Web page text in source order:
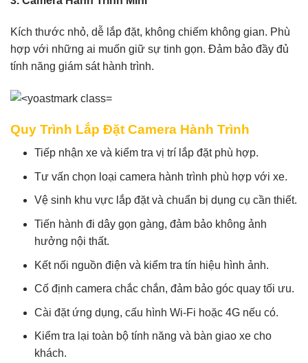
Kích thước nhỏ, dễ lắp đặt, không chiếm không gian. Phù
hợp với những ai muốn giữ sự tinh gọn. Đảm bảo đầy đủ
tính năng giám sát hành trình.
Quy Trình Lắp Đặt Camera Hành Trình
Tiếp nhận xe và kiểm tra vị trí lắp đặt phù hợp.
Tư vấn chọn loại camera hành trình phù hợp với xe.
Vệ sinh khu vực lắp đặt và chuẩn bị dụng cụ cần thiết.
Tiến hành đi dây gọn gàng, đảm bảo không ảnh
hưởng nội thất.
Kết nối nguồn điện và kiểm tra tín hiệu hình ảnh.
Cố định camera chắc chắn, đảm bảo góc quay tối ưu.
Cài đặt ứng dụng, cấu hình Wi-Fi hoặc 4G nếu có.
Kiểm tra lại toàn bộ tính năng và bàn giao xe cho
khách.